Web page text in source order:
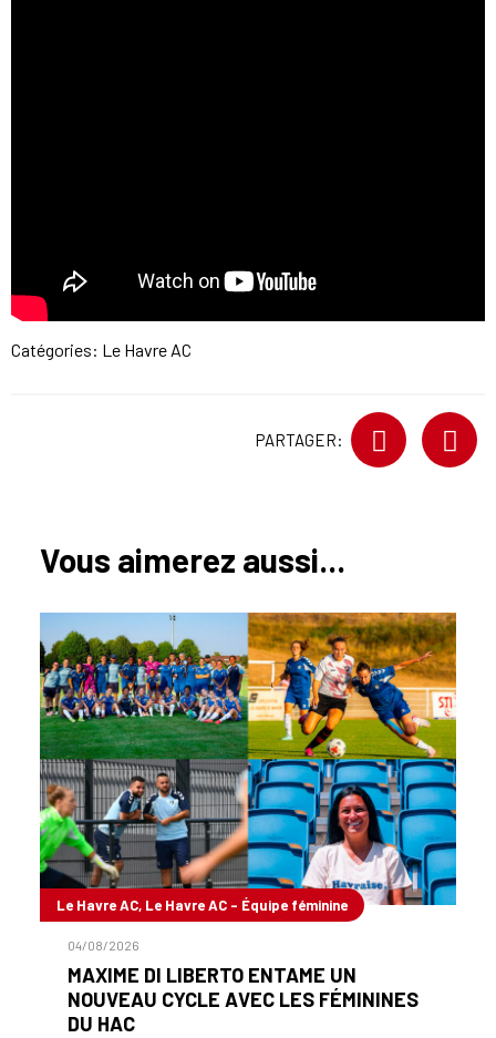
Catégories: Le Havre AC
PARTAGER:
Vous aimerez aussi...
Le Havre AC, Le Havre AC - Équipe féminine
04/08/2026
MAXIME DI LIBERTO ENTAME UN
NOUVEAU CYCLE AVEC LES FÉMININES
DU HAC